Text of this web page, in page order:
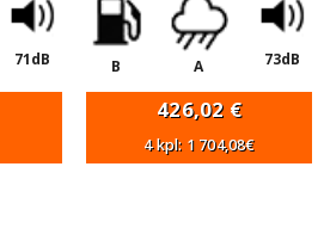
71dB B A 73dB
426,02 €
4 kpl: 1 704,08€